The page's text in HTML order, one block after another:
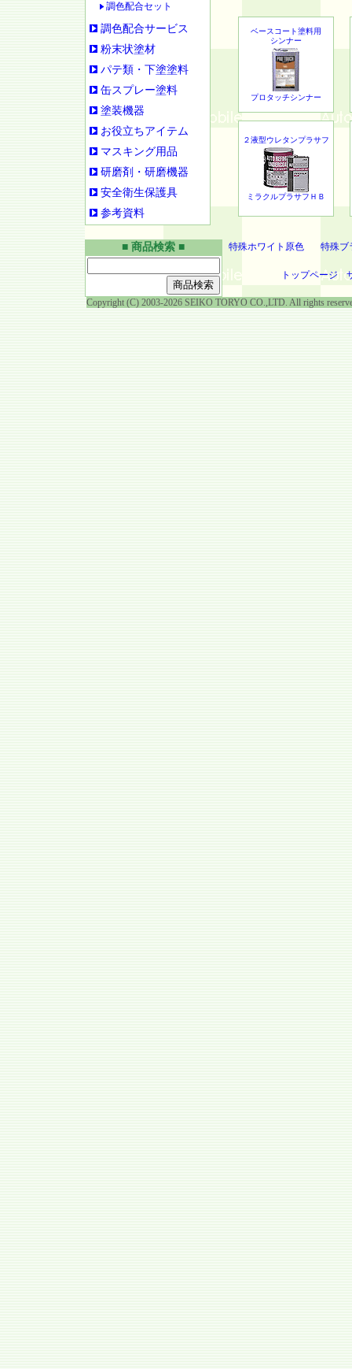
ベースコート塗料用
シンナー
プロタッチシンナー
２液型ウレタンプラサフ
ミラクルプラサフＨＢ
特殊ホワイト原色 特殊ブ
トップページ
調色配合セット
調色配合サービス
粉末状塗材
パテ類・下塗塗料
缶スプレー塗料
塗装機器
お役立ちアイテム
マスキング用品
研磨剤・研磨機器
安全衛生保護具
参考資料
■ 商品検索 ■
Copyright (C) 2003-2026 SEIKO TORYO CO.,LTD. All rights